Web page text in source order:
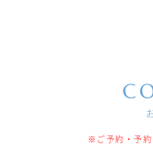
※ご予約・予